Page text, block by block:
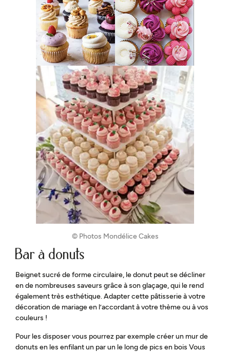
© Photos Mondélice Cakes
Bar à donuts
Beignet sucré de forme circulaire, le donut peut se décliner
en de nombreuses saveurs grâce à son glaçage, qui le rend
également très esthétique. Adapter cette pâtisserie à votre
décoration de mariage en l’accordant à votre thème ou à vos
couleurs !
Pour les disposer vous pourrez par exemple créer un mur de
donuts en les enfilant un par un le long de pics en bois Vous